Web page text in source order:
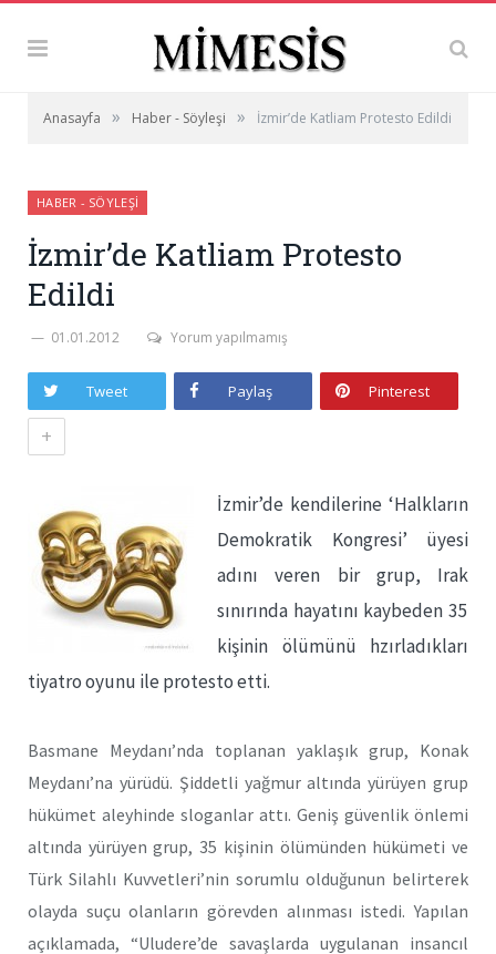
Anasayfa » Haber - Söyleşi » İzmir’de Katliam Protesto Edildi
HABER - SÖYLEŞI
İzmir’de Katliam Protesto
Edildi
01.01.2012 Yorum yapılmamış
Tweet Paylaş Pinterest
+
İzmir’de kendilerine ‘Halkların
Demokratik Kongresi’ üyesi
adını veren bir grup, Irak
sınırında hayatını kaybeden 35
kişinin ölümünü hzırladıkları
tiyatro oyunu ile protesto etti.
Basmane Meydanı’nda toplanan yaklaşık grup, Konak
Meydanı’na yürüdü. Şiddetli yağmur altında yürüyen grup
hükümet aleyhinde sloganlar attı. Geniş güvenlik önlemi
altında yürüyen grup, 35 kişinin ölümünden hükümeti ve
Türk Silahlı Kuvvetleri’nin sorumlu olduğunun belirterek
olayda suçu olanların görevden alınması istedi. Yapılan
açıklamada, “Uludere’de savaşlarda uygulanan insancıl